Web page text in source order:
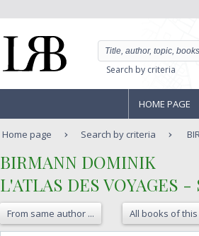
Search by criteria
HOME PAGE
Home page Search by criteria
‎BIRMANN DOMINIK‎
‎L'ATLAS DES VOYAGES -
From same author ... All books of